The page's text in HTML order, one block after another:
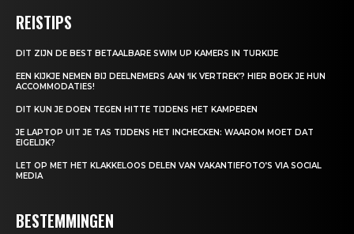
REISTIPS
DIT ZIJN DE BEST BETAALBARE SWIM UP KAMERS IN TURKIJE
EEN KIJKJE NEMEN BIJ DEELNEMERS AAN ‘IK VERTREK’? HIER BOEK JE HUN
ACCOMMODATIES!
DIT KUN JE DOEN TEGEN HITTE TIJDENS HET KAMPEREN
JE LAPTOP UIT JE TAS TIJDENS HET INCHECKEN: WAAROM MOET DAT
EIGELIJK?
LET OP MET HET KLAKKELOOS DELEN VAN VAKANTIEFOTO’S VIA SOCIAL
MEDIA
BESTEMMINGEN